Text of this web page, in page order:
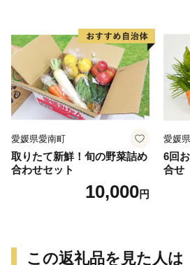
芋 ほしいも スイートポテト
いも天 サイズミックス 甘い
ねっとり 生芋 新芋 あんのう
いも 甘藷 べにはるか スイー
ツ 国産 糖度 産地直送 農家直
送 数量限定 21000円 愛媛 愛
南 ミッチーのおみかん畑
愛媛県愛南町
取りたて新鮮！旬の野菜詰め
合わせセット
10,000円
愛媛
6回
合せ
この返礼品を見た人は